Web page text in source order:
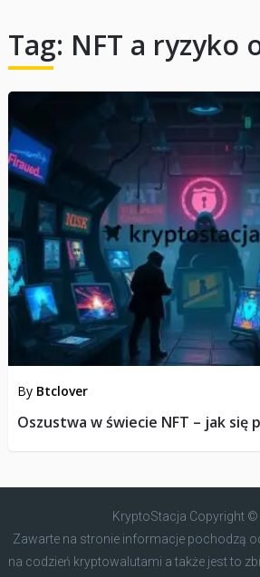
Tag: NFT a ryzyko
By Btclover
Oszustwa w świecie NFT – jak się
KryptoStacja Copyright ©
Zawarte na stronie informacje pochodzą
na codzień kryptowalutami a także jest to